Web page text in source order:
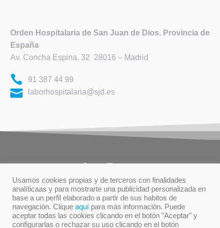
Orden Hospitalaria de San Juan de Dios. Provincia de
España
Av. Concha Espina, 32 28016 – Madrid
91 387 44 99
laborhospitalaria@sjd.es
TÉRMINOS DE USO
PRIVACIDAD
POLÍTICA DE COOKIES
Usamos cookies propias y de terceros con finalidades
analíticaas y para mostrarte una publicidad personalizada en
base a un perfil elaborado a partir de sus habitos de
navegación. Clique aquí para más información. Puede
aceptar todas las cookies clicando en el botón "Aceptar" y
configurarlas o rechazar su uso clicando en el botón